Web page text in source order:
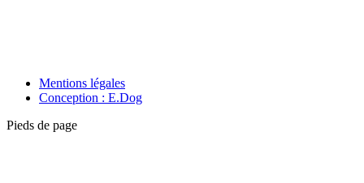
Mentions légales
Conception : E.Dog
Pieds de page